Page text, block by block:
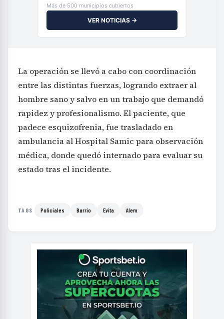
Más de 500 municipios cubiertos
VER NOTICIAS →
La operación se llevó a cabo con coordinación
entre las distintas fuerzas, logrando extraer al
hombre sano y salvo en un trabajo que demandó
rapidez y profesionalismo. El paciente, que
padece esquizofrenia, fue trasladado en
ambulancia al Hospital Samic para observación
médica, donde quedó internado para evaluar su
estado tras el incidente.
TAGS Policiales Barrio Evita Alem